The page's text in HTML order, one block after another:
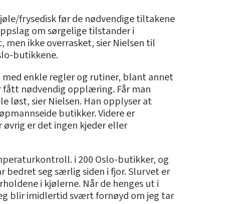
frysedisk før de nødvendige tiltakene
om sørgelige tilstander i
men ikke overrasket, sier Nielsen til
butikkene.
enkle regler og rutiner, blant annet
nødvendig opplæring. Får man
løst, sier Nielsen. Han opplyser at
butikker. Videre er
er det ingen kjeder eller
i 200 Oslo-butikker, og
bedret seg særlig siden i fjor. Slurvet er
i kjølerne. Når de henges ut i
blir imidlertid svært fornøyd om jeg tar